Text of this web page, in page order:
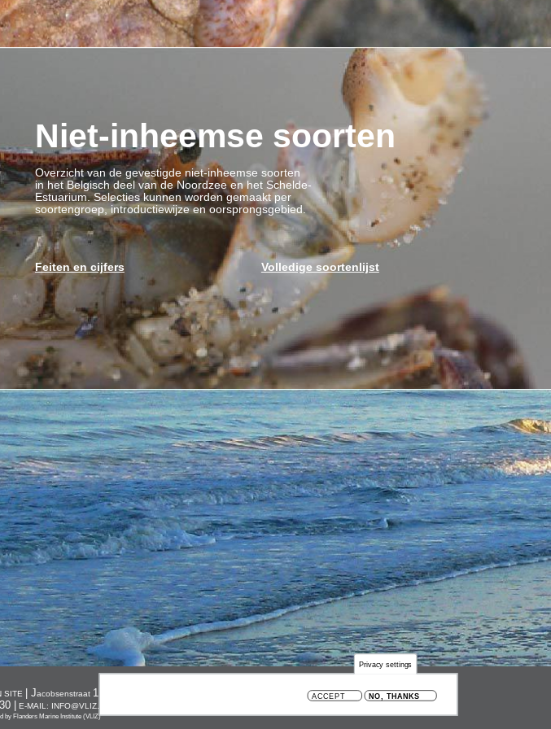
Niet-inheemse soorten
Overzicht van de gevestigde niet-inheemse soorten
in het Belgisch deel van de Noordzee en het Schelde-
Estuarium. Selecties kunnen worden gemaakt per
soortengroep, introductiewijze en oorsprongsgebied.
Feiten en cijfers Volledige soortenlijst
SITE | Jacobsenstraat 1, 8400 O
| E-MAIL: INFO@VLIZ.BE
by Flanders Marine Institute (VLIZ)
Privacy settings
ACCEPT NO, THANKS